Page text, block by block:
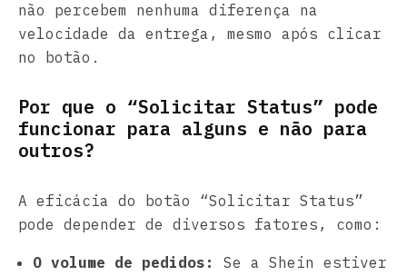
não percebem nenhuma diferença na
velocidade da entrega, mesmo após clicar
no botão.
Por que o “Solicitar Status” pode
funcionar para alguns e não para
outros?
A eficácia do botão “Solicitar Status”
pode depender de diversos fatores, como:
O volume de pedidos:
Se a Shein estiver